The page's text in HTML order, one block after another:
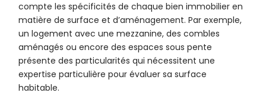
compte les spécificités de chaque bien immobilier en
matière de surface et d’aménagement. Par exemple,
un logement avec une mezzanine, des combles
aménagés ou encore des espaces sous pente
présente des particularités qui nécessitent une
expertise particulière pour évaluer sa surface
habitable.